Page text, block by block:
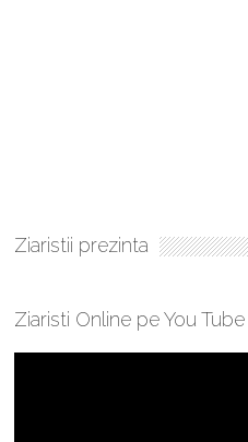
Ziaristii prezinta
Ziaristi Online pe You Tube